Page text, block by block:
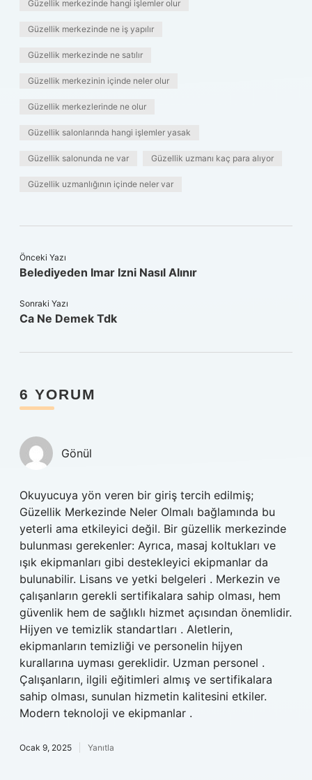
Güzellik merkezinde hangi işlemler olur
Güzellik merkezinde ne iş yapılır
Güzellik merkezinde ne satılır
Güzellik merkezinin içinde neler olur
Güzellik merkezlerinde ne olur
Güzellik salonlarında hangi işlemler yasak
Güzellik salonunda ne var Güzellik uzmanı kaç para alıyor
Güzellik uzmanlığının içinde neler var
Önceki Yazı
Belediyeden Imar Izni Nasıl Alınır
Sonraki Yazı
Ca Ne Demek Tdk
6 YORUM
Gönül
Okuyucuya yön veren bir giriş tercih edilmiş;
Güzellik Merkezinde Neler Olmalı bağlamında bu
yeterli ama etkileyici değil. Bir güzellik merkezinde
bulunması gerekenler: Ayrıca, masaj koltukları ve
ışık ekipmanları gibi destekleyici ekipmanlar da
bulunabilir. Lisans ve yetki belgeleri . Merkezin ve
çalışanların gerekli sertifikalara sahip olması, hem
güvenlik hem de sağlıklı hizmet açısından önemlidir.
Hijyen ve temizlik standartları . Aletlerin,
ekipmanların temizliği ve personelin hijyen
kurallarına uyması gereklidir. Uzman personel .
Çalışanların, ilgili eğitimleri almış ve sertifikalara
sahip olması, sunulan hizmetin kalitesini etkiler.
Modern teknoloji ve ekipmanlar .
Ocak 9, 2025 Yanıtla